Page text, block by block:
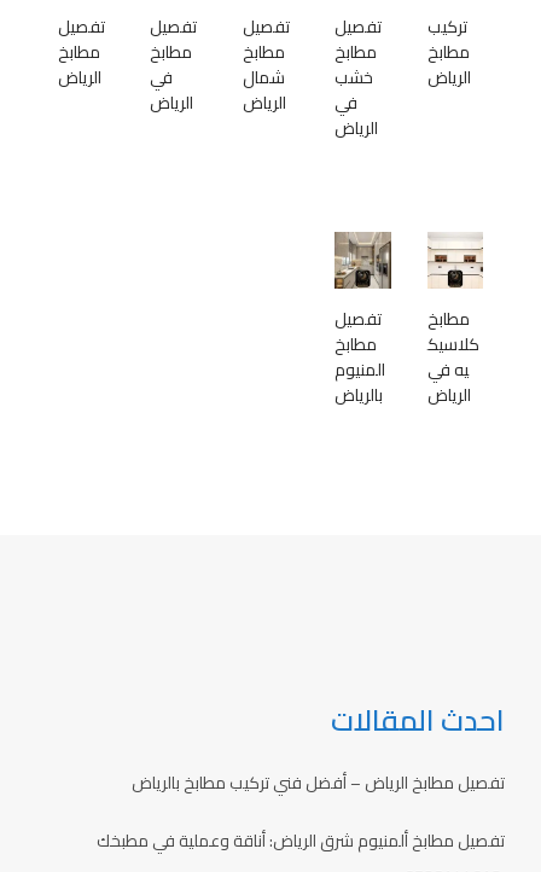
تركيب
مطابخ
الرياض
تفصيل
مطابخ
خشب
في
الرياض
تفصيل
مطابخ
شمال
الرياض
تفصيل
مطابخ
في
الرياض
تفصيل
مطابخ
الرياض
مطابخ
كلاسيك
يه في
الرياض
تفصيل
مطابخ
المنيوم
بالرياض
احدث المقالات
تفصيل مطابخ الرياض – أفضل فني تركيب مطابخ بالرياض
تفصيل مطابخ ألمنيوم شرق الرياض: أناقة وعملية في مطبخك